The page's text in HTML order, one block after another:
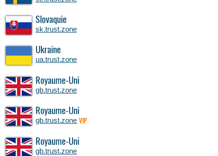
Slovaquie
sk.trust.zone
Ukraine
ua.trust.zone
Royaume-Uni
gb.trust.zone
Royaume-Uni
gb.trust.zone VIP
Royaume-Uni
gb.trust.zone